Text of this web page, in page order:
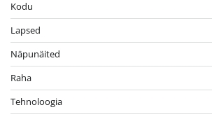
Kodu
Lapsed
Näpunäited
Raha
Tehnoloogia